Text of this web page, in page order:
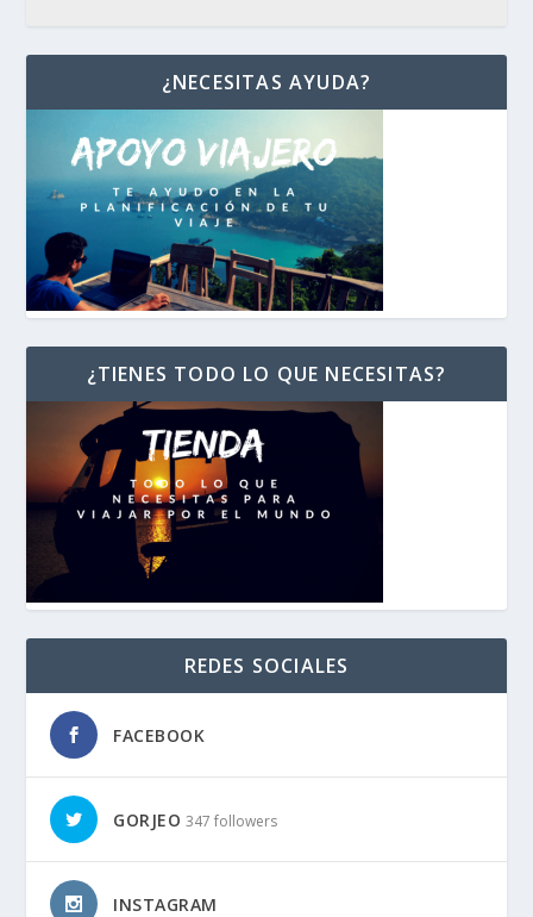
¿NECESITAS AYUDA?
¿TIENES TODO LO QUE NECESITAS?
REDES SOCIALES
FACEBOOK
GORJEO 347 followers
INSTAGRAM